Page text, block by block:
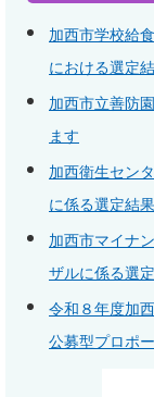
加西市学校給
における選定
加西市立善防
ます
加西衛生セン
に係る選定結
加西市マイナ
ザルに係る選
令和８年度加
公募型プロポ